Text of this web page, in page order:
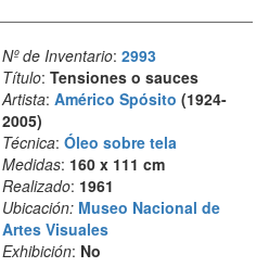
Nº de Inventario: 2993
Título: Tensiones o sauces
Artista: Américo Spósito (1924-
2005)
Técnica: Óleo sobre tela
Medidas: 160 x 111 cm
Realizado: 1961
Ubicación: Museo Nacional de
Artes Visuales
Exhibición: No